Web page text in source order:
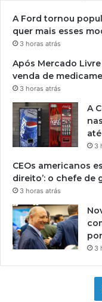
A Ford tornou
quer mais esses
3 horas atrás
Após Mercado
venda de
3 horas atrás
A
3
CEOs americanos
direito’: o chefe de
3 horas atrás
3